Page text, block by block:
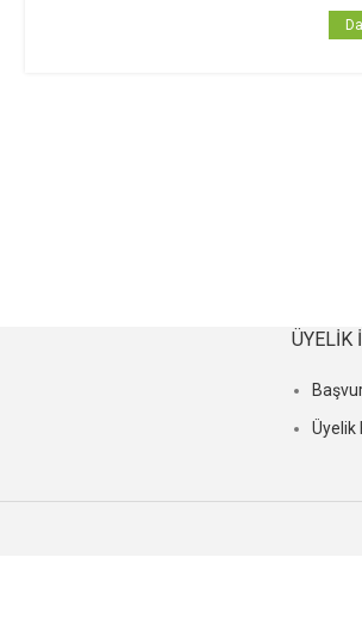
ÜYELIK
Üyelik